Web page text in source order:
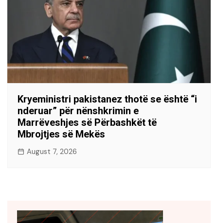
Kryeministri pakistanez thotë se është “i
nderuar” për nënshkrimin e
Marrëveshjes së Përbashkët të
Mbrojtjes së Mekës
August 7, 2026